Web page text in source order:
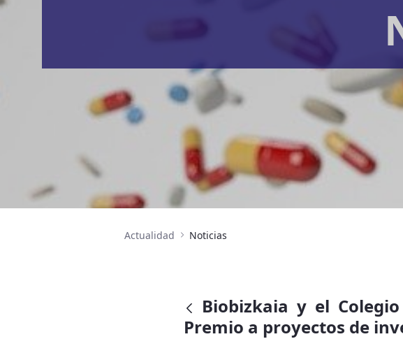
Actualidad Noticias
Biobizkaia y el
Premio a proyectos de